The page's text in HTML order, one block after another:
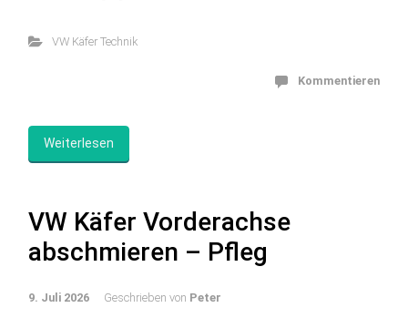
VW Käfer Technik
Kommentieren
Weiterlesen
VW Käfer Vorderachse
abschmieren – Pfleg
9. Juli 2026 Geschrieben von Peter